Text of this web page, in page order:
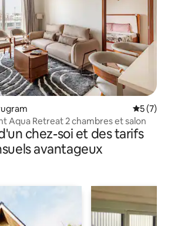
5 (7)
Aqua Retreat 2 chambres et salon
chez-soi et des tarifs
avantageux